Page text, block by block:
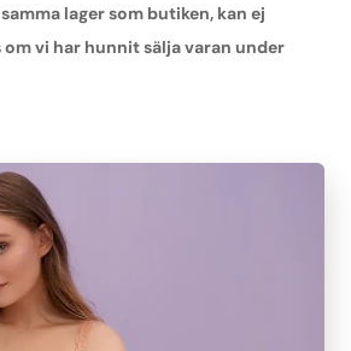
lager som butiken, kan ej
vi har hunnit sälja varan under